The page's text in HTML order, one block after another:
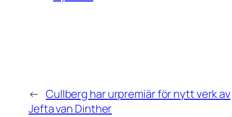
← Cullberg har urpremiär för nytt verk av
Jefta van Dinther